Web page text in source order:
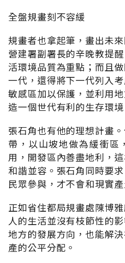
全盤規畫刻不容緩
規畫者也拿起筆，畫出未
營建署副署長的辛晚教提
活環境品質為重點；而且
一代，還得將下一代列入
敏感區加以保護，並利用
造一個世代有利的生存環境
張石角也有他的理想計畫
帶，以山坡地做為緩衝區
用，開發區內善盡地利，
和諧並容。張石角同時要
民眾參與，才不會和現實產
正如省住都局規畫處陳博
人的生活並沒有枝節性的
地方的發展方向，也能解
產的公平分配。